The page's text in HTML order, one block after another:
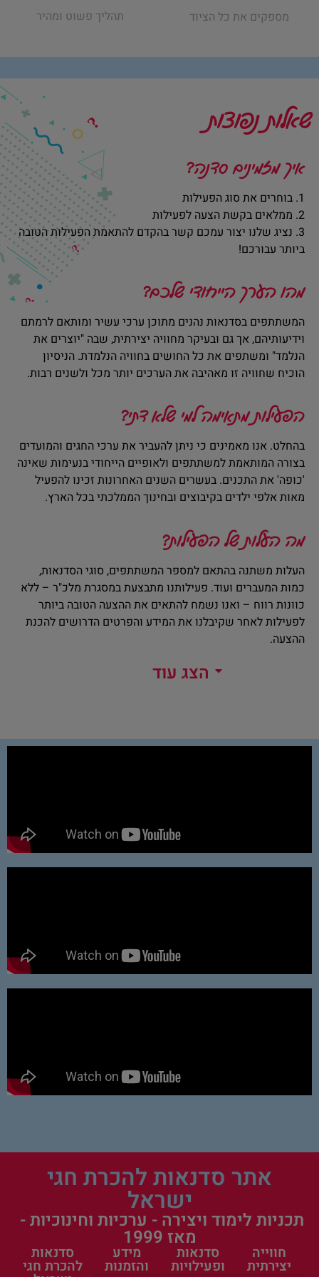
מספקים את כל הציוד תהליך פשוט ומהיר
שאלות נפוצות
איך מזמינים סדנה?
1. בוחרים את סוג הפעילות
2. ממלאים בקשת הצעה לפעילות
3. נציג שלנו יצור עמכם קשר בהקדם להתאמת הפעילות הטובה
ביותר עבורכם!
מהו הערך הייחודי שלכם?
המשתתפים בסדנאות נהנים מתוכן ערכי עשיר ומותאם לרמתם
וידיעותיהם, אך גם ובעיקר מחוויה יצירתית, שבה "יוצרים את
הנלמד" ומשתפים את כל החושים בחוויה הנלמדת. הניסיון
הוכיח שחוויה זו מאהיבה את הערכים יותר מכל ולשנים רבות.
הפעילות מתאימה למי שלא דתי?
בהחלט. אנו מאמינים כי ניתן להעביר את ערכי החגים והמועדים
בצורה המותאמת למשתתפים ולאופיים הייחודי בנעימות שאינה
'כופה' את התכנים. בעשרים השנים האחרונות זכינו להפעיל
מאות אלפי ילדים בקיבוצים ובחינוך הממלכתי בכל הארץ.
מה העלות של הפעילות?
העלות משתנה בהתאם למספר המשתתפים, סוגי הסדנאות,
כמות המעברים ועוד. פעילותנו מתבצעת במסגרת מלכ"ר – ללא
כוונות רווח – ואנו נשמח להתאים את ההצעה הטובה ביותר
לפעילות לאחר שקיבלנו את המידע והפרטים הדרושים להכנת
ההצעה.
הצג עוד
אתר סדנאות להכרת חגי
ישראל
תכניות לימוד ויצירה - ערכיות וחינוכיות -
מאז 1999
חווייה
יצירתית
סדנאות
ופעילויות
מידע
והזמנות
סדנאות
להכרת חגי